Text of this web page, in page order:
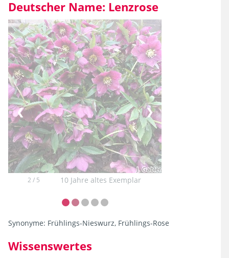
Deutscher Name: Lenzrose
2 / 5 10 Jahre altes Exemplar
❮ ❯
Synonyme: Frühlings-Nieswurz, Frühlings-Rose
Wissenswertes